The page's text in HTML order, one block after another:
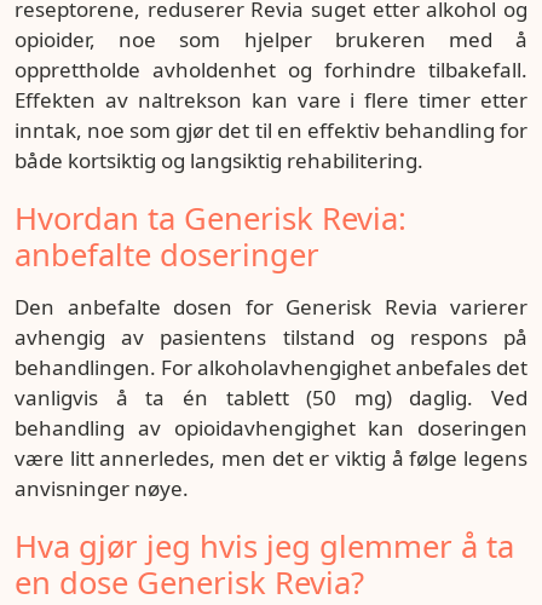
reseptorene, reduserer Revia suget etter alkohol og
opioider, noe som hjelper brukeren med å
opprettholde avholdenhet og forhindre tilbakefall.
Effekten av naltrekson kan vare i flere timer etter
inntak, noe som gjør det til en effektiv behandling for
både kortsiktig og langsiktig rehabilitering.
Hvordan ta Generisk Revia:
anbefalte doseringer
Den anbefalte dosen for Generisk Revia varierer
avhengig av pasientens tilstand og respons på
behandlingen. For alkoholavhengighet anbefales det
vanligvis å ta én tablett (50 mg) daglig. Ved
behandling av opioidavhengighet kan doseringen
være litt annerledes, men det er viktig å følge legens
anvisninger nøye.
Hva gjør jeg hvis jeg glemmer å ta
en dose Generisk Revia?